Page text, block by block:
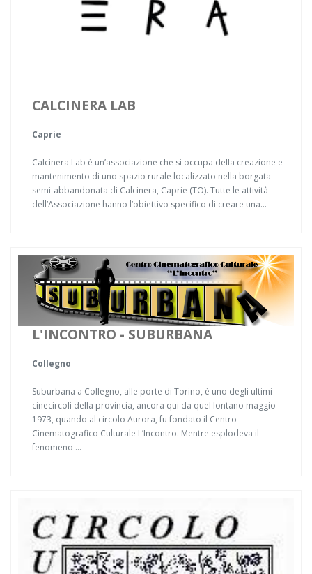
CALCINERA LAB
Caprie
Calcinera Lab è un’associazione che si occupa della creazione e
mantenimento di uno spazio rurale localizzato nella borgata
semi-abbandonata di Calcinera, Caprie (TO). Tutte le attività
dell’Associazione hanno l’obiettivo specifico di creare una...
L'INCONTRO - SUBURBANA
Collegno
Suburbana a Collegno, alle porte di Torino, è uno degli ultimi
cinecircoli della provincia, ancora qui da quel lontano maggio
1973, quando al circolo Aurora, fu fondato il Centro
Cinematografico Culturale L’Incontro. Mentre esplodeva il
fenomeno ...